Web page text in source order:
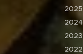
2025
2024
2023
2022